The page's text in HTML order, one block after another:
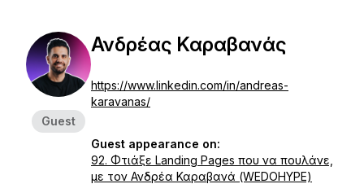
Guest
Ανδρέας Καραβανάς
https://www.linkedin.com/in/andreas-
karavanas/
Guest appearance on:
92. Φτιάξε Landing Pages που να πουλάνε,
με τον Ανδρέα Καραβανά (WEDOHYPE)